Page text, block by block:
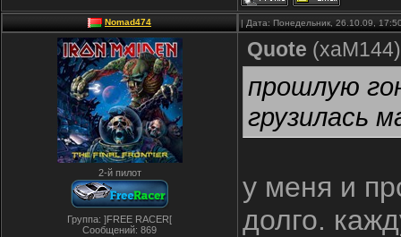
Nomad474 | Дата: Понедельник, 26.10.09,
2-й пилот
Группа: ]FREE RACER[
Сообщений: 869
Quote (xaM144)
прошлую
грузилась
у меня и
долго.